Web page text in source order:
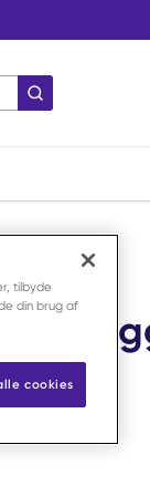
indsend
tilbyde
din brug af
cookies